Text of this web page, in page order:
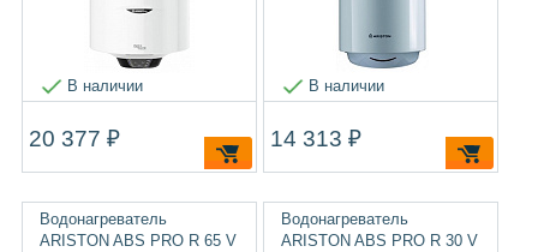
В наличии
20 377 ₽
В наличии
14 313 ₽
Водонагреватель
ARISTON ABS PRO R 65 V
Водонагреватель
ARISTON ABS PRO R 30 V